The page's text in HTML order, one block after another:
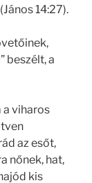
14:27).
beszélt, a
viharos
az esőt,
nőnek, hat,
kis